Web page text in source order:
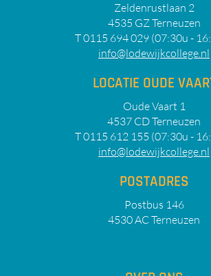
Zeldenrustlaan 2
4535 GZ Terneuzen
T 0115 694 029 (07:30u -
info@lodewijkcollege.nl
LOCATIE OUDE
Oude Vaart 1
4537 CD Terneuzen
T 0115 612 155 (07:30u -
info@lodewijkcollege.nl
POSTADRES
Postbus 146
4530 AC Terneuzen